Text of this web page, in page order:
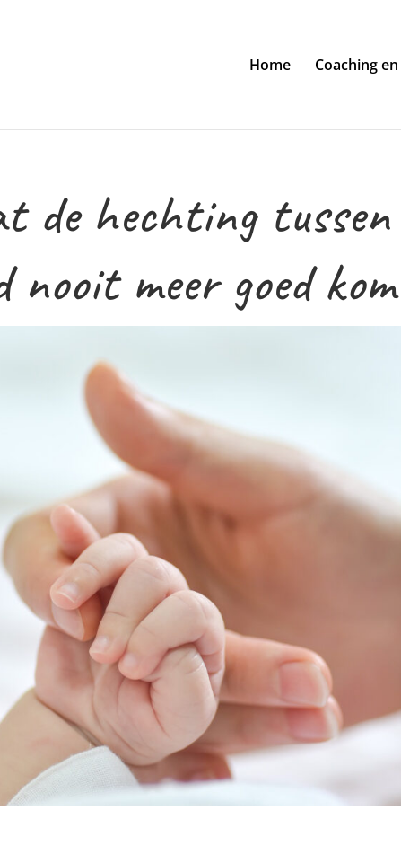
Home Coaching
de hechting tussen
meer goed